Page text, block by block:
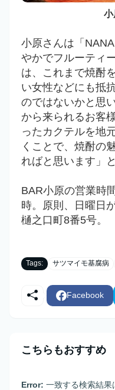
小
小原さんは「
やかでフルーティ
は、これまで焼酎
い女性などにも抵
のではないかと思
から来られるお客
ったカクテルを地
くことで、焼酎の
ればと思います」
BAR小原の営業時
時。原則、日曜日
樋之口町8番5号。
Tags: サツマイモ基腐病
Facebook
こちらもおすすめ
Error: 一致する検索結果